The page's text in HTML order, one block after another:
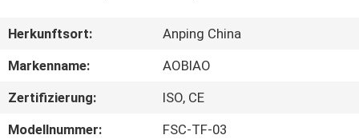
UNS
AUSFLUG
Herkunftsort:
Anping China
Markenname:
AOBIAO
Zertifizierung:
ISO, CE
Modellnummer:
FSC-TF-03